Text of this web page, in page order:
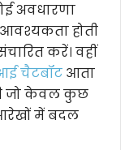
अवधारणा
होती
करें। वहीं
चैटबॉट आता
जो केवल कुछ
में बदल